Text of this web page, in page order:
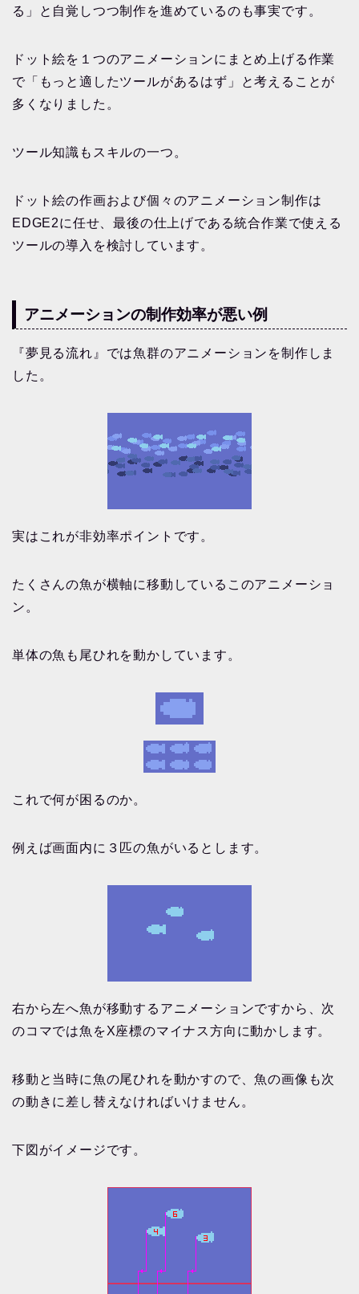
る」と自覚しつつ制作を進めているのも事実です。
ドット絵を１つのアニメーションにまとめ上げる作業
で「もっと適したツールがあるはず」と考えることが
多くなりました。
ツール知識もスキルの一つ。
ドット絵の作画および個々のアニメーション制作は
EDGE2に任せ、最後の仕上げである統合作業で使える
ツールの導入を検討しています。
アニメーションの制作効率が悪い例
『夢見る流れ』では魚群のアニメーションを制作しま
した。
実はこれが非効率ポイントです。
たくさんの魚が横軸に移動しているこのアニメーショ
ン。
単体の魚も尾ひれを動かしています。
これで何が困るのか。
例えば画面内に３匹の魚がいるとします。
右から左へ魚が移動するアニメーションですから、次
のコマでは魚をX座標のマイナス方向に動かします。
移動と当時に魚の尾ひれを動かすので、魚の画像も次
の動きに差し替えなければいけません。
下図がイメージです。